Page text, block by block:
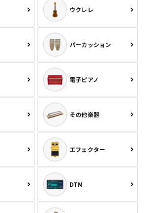
ウクレレ
パーカッション
電子ピアノ
その他楽器
エフェクター
DTM